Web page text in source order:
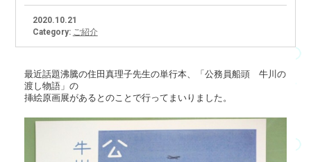
2020.10.21
Category: ご紹介
最近話題沸騰の住田真理子先生の単行本、「公務員船頭 牛川の
渡し物語」の
挿絵原画展があるとのことで行ってまいりました。